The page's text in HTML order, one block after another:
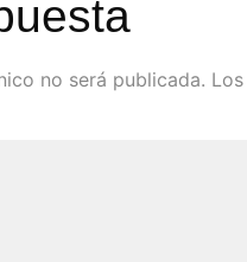
no será publicada.